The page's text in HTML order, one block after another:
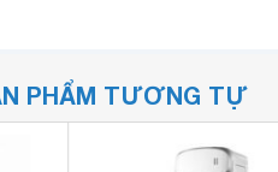
PHẨM TƯƠNG TỰ